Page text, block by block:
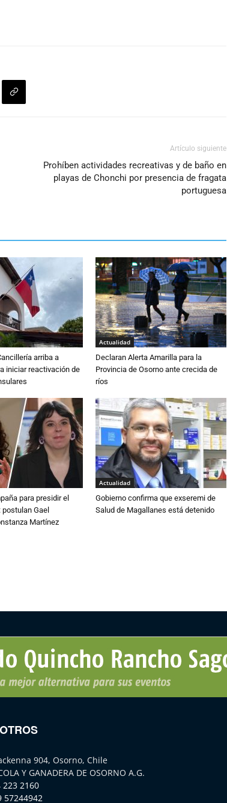
Artículo siguiente
Prohíben actividades recreativas y de baño en
playas de Chonchi por presencia de fragata
portuguesa
arriba a
iniciar reactivación de
Actualidad
Declaran Alerta Amarilla para la
Provincia de Osorno ante crecida de
ríos
para presidir el
Gael
Martínez
Actualidad
Gobierno confirma que exseremi de
Salud de Magallanes está detenido
904, Osorno, Chile
Y GANADERA DE OSORNO A.G.
223 2160
57244942